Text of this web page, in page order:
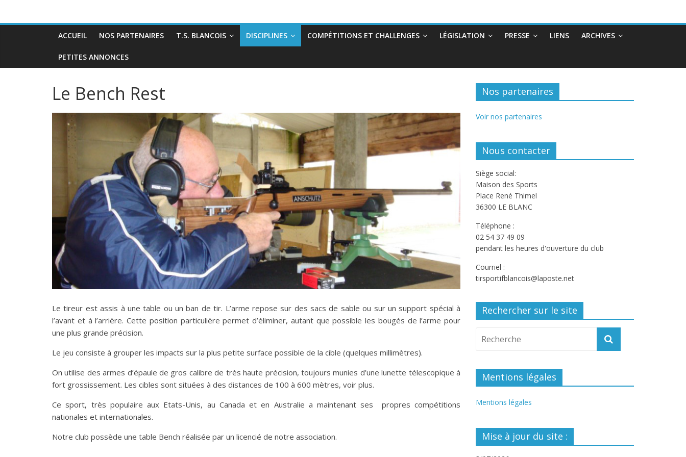
ACCUEIL NOS PARTENAIRES T.S. BLANCOIS DISCIPLINES COMPÉTITIONS ET CHALLENGES LÉGISLATION PRESSE LIENS ARCHIVES
PETITES ANNONCES
Le Bench Rest
Le tireur est assis à une table ou un ban de tir. L’arme repose sur des sacs de sable ou sur un support spécial à
l’avant et à l’arrière. Cette position particulière permet d’éliminer, autant que possible les bougés de l’arme pour
une plus grande précision.
Le jeu consiste à grouper les impacts sur la plus petite surface possible de la cible (quelques millimètres).
On utilise des armes d’épaule de gros calibre de très haute précision, toujours munies d’une lunette télescopique à
fort grossissement. Les cibles sont situées à des distances de 100 à 600 mètres, voir plus.
Ce sport, très populaire aux Etats-Unis, au Canada et en Australie a maintenant ses propres compétitions
nationales et internationales.
Notre club possède une table Bench réalisée par un licencié de notre association.
Nos partenaires
Voir nos partenaires
Nous contacter
Siège social:
Maison des Sports
Place René Thimel
36300 LE BLANC
Téléphone :
02 54 37 49 09
pendant les heures d'ouverture du club
Courriel :
tirsportifblancois@laposte.net
Rechercher sur le site
Mentions légales
Mentions légales
Mise à jour du site :